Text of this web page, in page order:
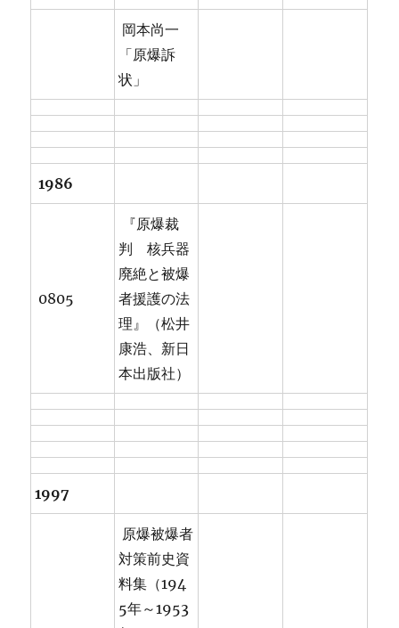
岡本尚一
「原爆訴
状」
1986
0805
『原爆裁
判 核兵器
廃絶と被爆
者援護の法
理』（松井
康浩、新日
本出版社）
1997
原爆被爆者
対策前史資
料集（194
5年～1953